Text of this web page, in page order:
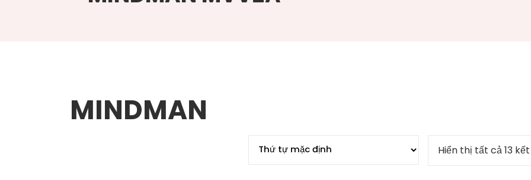
MINDMAN
Hiển thị tất cả 13